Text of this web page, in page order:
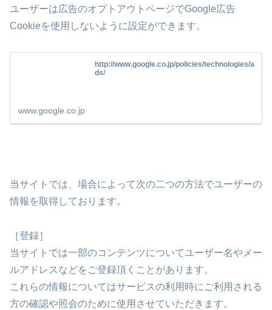
ユーザーは広告のオプトアウトページでGoogle広告
Cookieを使用しないように設定ができます。
http://www.google.co.jp/policies/technologies/a
ds/
www.google.co.jp
当サイトでは、場合によって次の二つの方法でユーザーの
情報を取得しております。
［登録］
当サイトでは一部のコンテンツについてユーザー名やメー
ルアドレスなどをご登録頂くことがあります。
これらの情報についてはサービスの利用時にご利用される
方の確認や照会のために使用させていただきます。